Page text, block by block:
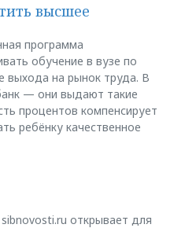
высшее
программа
обучение в вузе по
выхода на рынок труда. В
— они выдают такие
процентов компенсирует
ребёнку качественное
открывает для